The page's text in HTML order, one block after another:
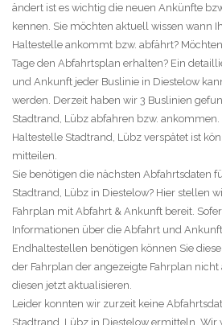
ändert ist es wichtig die neuen Ankünfte
kennen. Sie möchten aktuell wissen wann
Haltestelle ankommt bzw. abfährt?
Tage den Abfahrtsplan erhalten? Ein
und Ankunft jeder Buslinie in Diestelow
werden. Derzeit haben wir 3 Buslinien
Stadtrand, Lübz abfahren bzw. ankommen.
Haltestelle Stadtrand, Lübz verspätet ist
mitteilen.
Sie benötigen die nächsten Abfahrtsdaten
Stadtrand, Lübz in Diestelow? Hier stellen
Fahrplan mit Abfahrt & Ankunft bereit.
Informationen über die Abfahrt und
Endhaltestellen benötigen können Sie
der Fahrplan der angezeigte Fahrplan nicht
diesen jetzt aktualisieren.
Leider konnten wir zurzeit keine
Stadtrand, Lübz in Diestelow ermitteln. Wir